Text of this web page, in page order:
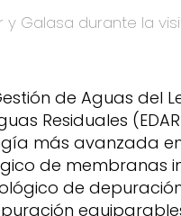
y Galasa durante la
de Aguas del
Residuales
más avanzada
de
de